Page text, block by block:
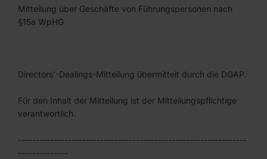
Mitteilung über Geschäfte von Führungspersonen nach
§15a WpHG
Directors'-Dealings-Mitteilung übermittelt durch die DGAP.
Für den Inhalt der Mitteilung ist der Mitteilungspflichtige
verantwortlich.
----------------------------------------------------------------
--------------